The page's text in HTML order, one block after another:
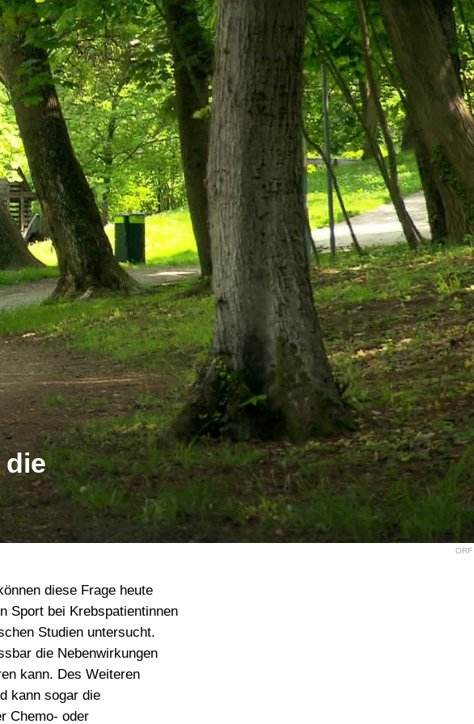
ORF
diese Frage heute
Sport bei Krebspatientinnen
Studien untersucht.
die Nebenwirkungen
kann. Des Weiteren
kann sogar die
Chemo- oder